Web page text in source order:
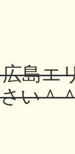
島エ
い＾